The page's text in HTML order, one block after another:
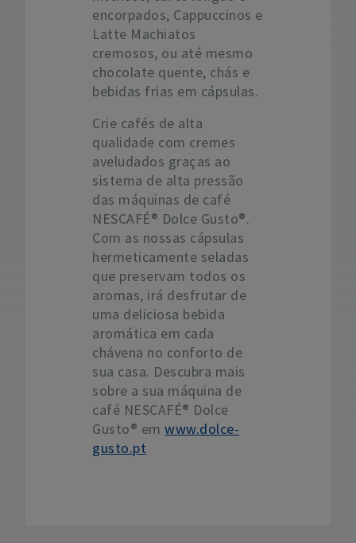
encorpados, Cappuccinos e
Latte Machiatos
cremosos, ou até mesmo
chocolate quente, chás e
bebidas frias em cápsulas.
Crie cafés de alta
qualidade com cremes
aveludados graças ao
sistema de alta pressão
das máquinas de café
NESCAFÉ® Dolce Gusto®.
Com as nossas cápsulas
hermeticamente seladas
que preservam todos os
aromas, irá desfrutar de
uma deliciosa bebida
aromática em cada
chávena no conforto de
sua casa. Descubra mais
sobre a sua máquina de
café NESCAFÉ® Dolce
Gusto® em www.dolce-
gusto.pt